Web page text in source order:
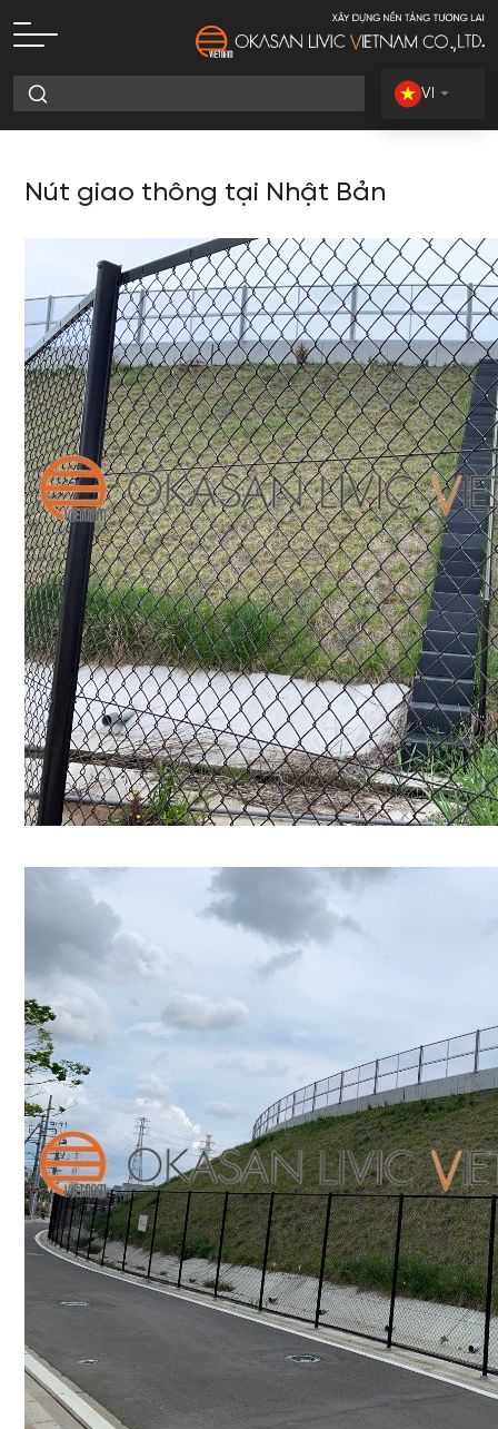
VI
Nút giao thông tại Nhật Bản